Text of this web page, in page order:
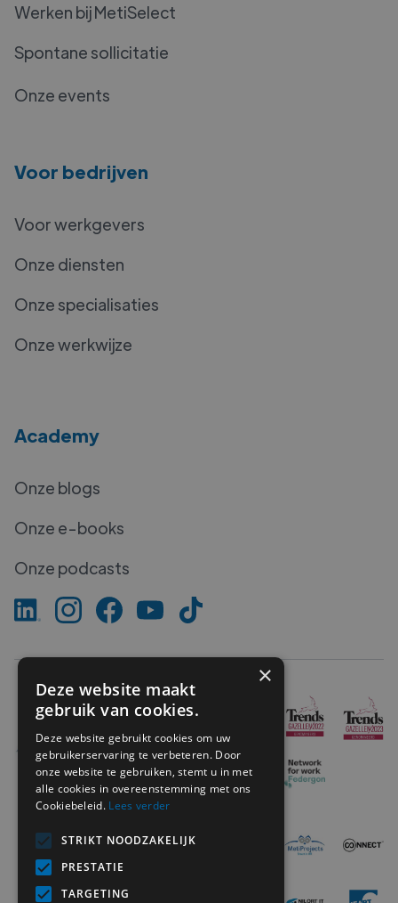
Werken bij MetiSelect
Spontane sollicitatie
Onze events
Voor bedrijven
Voor werkgevers
Onze diensten
Onze specialisaties
Onze werkwijze
Academy
Onze blogs
Onze e-books
Onze podcasts
×
Deze website maakt
gebruik van cookies.
Deze website gebruikt cookies om uw
gebruikerservaring te verbeteren. Door
onze website te gebruiken, stemt u in met
alle cookies in overeenstemming met ons
Cookiebeleid. Lees verder
STRIKT NOODZAKELIJK
PRESTATIE
TARGETING